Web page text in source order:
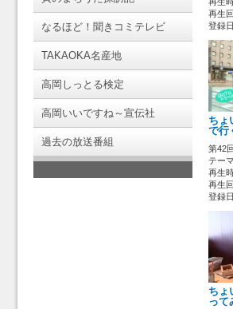
なるほど！聞きコミテレビ
TAKAOKA名産地
高岡しっとる検定
高岡いいですね～宣伝社
過去の放送番組
再生
登録
ちょ
で行
第42
テー
再生
再生
登録
ちょ
って